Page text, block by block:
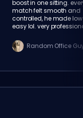
boost in one sitting.
match felt smooth and
controlled, he made
easy lol. very
Random Office